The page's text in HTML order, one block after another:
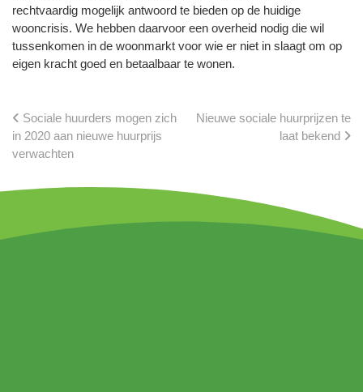
rechtvaardig mogelijk antwoord te bieden op de huidige
wooncrisis. We hebben daarvoor een overheid nodig die wil
tussenkomen in de woonmarkt voor wie er niet in slaagt om op
eigen kracht goed en betaalbaar te wonen.
Sociale huurders mogen zich
in 2020 aan nieuwe huurprijs
verwachten
Nieuwe sociale huurprijzen te
laat bekend